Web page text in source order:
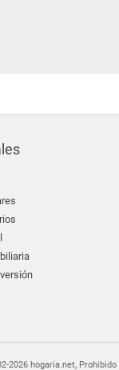
2026 hogaria.net,